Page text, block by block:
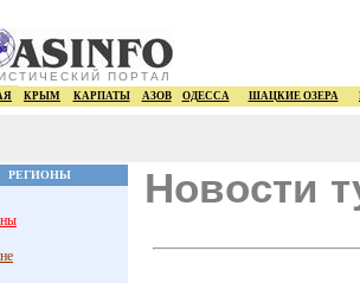
ПОРТАЛ
КРЫМ КАРПАТЫ АЗОВ ОДЕССА ШАЦКИЕ ОЗЕРА
РЕГИОНЫ Новости